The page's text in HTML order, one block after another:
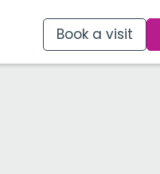
Book a visit